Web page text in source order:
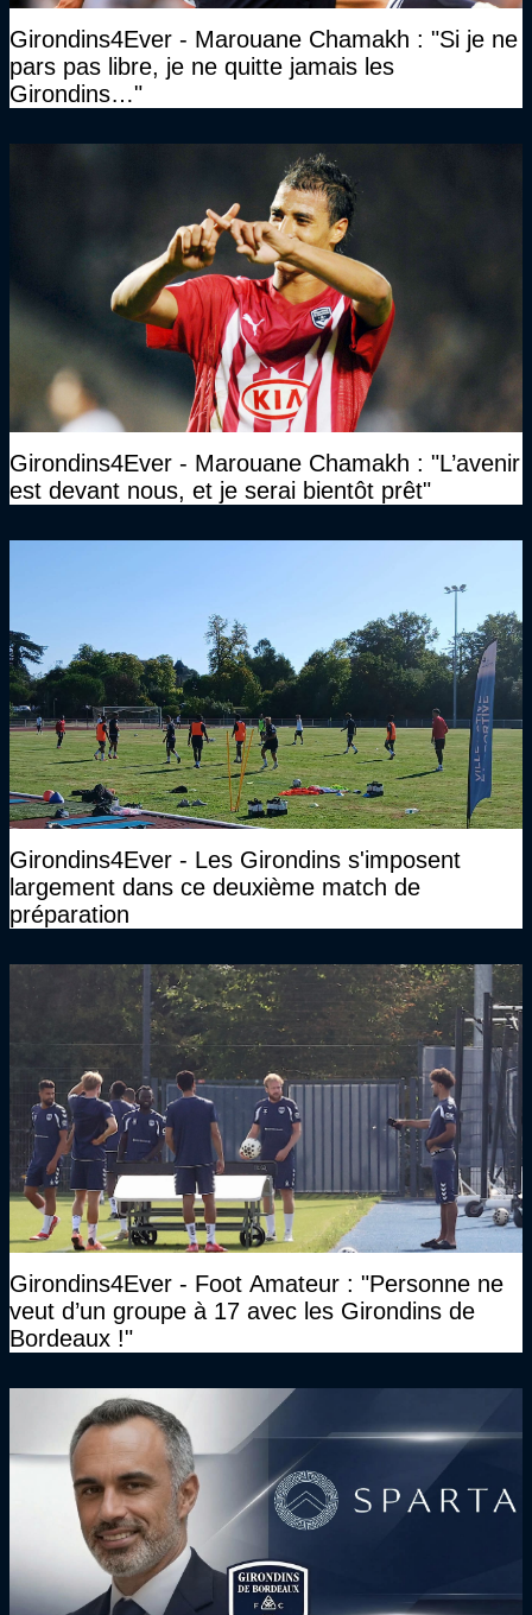
Girondins4Ever - Marouane Chamakh : "Si je ne
pars pas libre, je ne quitte jamais les
Girondins…"
Girondins4Ever - Marouane Chamakh : "L’avenir
est devant nous, et je serai bientôt prêt"
Girondins4Ever - Les Girondins s'imposent
largement dans ce deuxième match de
préparation
Girondins4Ever - Foot Amateur : "Personne ne
veut d’un groupe à 17 avec les Girondins de
Bordeaux !"